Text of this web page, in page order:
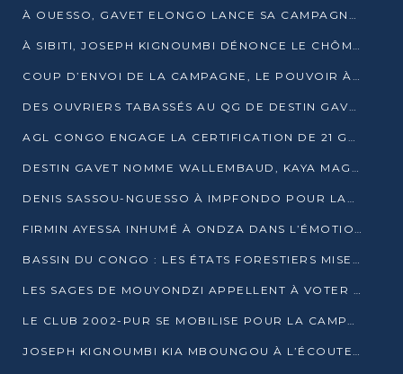
À OUESSO, GAVET ELONGO LANCE SA CAMPAGNE SOUS LE SIGNE DU RENOUVEAU
À SIBITI, JOSEPH KIGNOUMBI DÉNONCE LE CHÔMAGE ET LES DÉFAILLANCES DE L’ÉTAT
COUP D’ENVOI DE LA CAMPAGNE, LE POUVOIR À POINTE-NOIRE, L’OPPOSITION À OUESSO ET SIBITI
DES OUVRIERS TABASSÉS AU QG DE DESTIN GAVET À 24 HEURES DE L’OUVERTURE DE LA CAMPAGNE
AGL CONGO ENGAGE LA CERTIFICATION DE 21 GRUTIERS AUX NORMES INTERNATIONALES
DESTIN GAVET NOMME WALLEMBAUD, KAYA MAGANE, BOUDZIKA ET MBOUSSA-ELLAH AUX COMMANDES DE SA CAMPAGNE
DENIS SASSOU-NGUESSO À IMPFONDO POUR LANCER LE CORRIDOR 13
FIRMIN AYESSA INHUMÉ À ONDZA DANS L’ÉMOTION ET LE RECUEILLEMENT
BASSIN DU CONGO : LES ÉTATS FORESTIERS MISENT SUR LES MARCHÉS CARBONE
LES SAGES DE MOUYONDZI APPELLENT À VOTER DENIS SASSOU-NGUESSO
LE CLUB 2002-PUR SE MOBILISE POUR LA CAMPAGNE
JOSEPH KIGNOUMBI KIA MBOUNGOU À L’ÉCOUTE DE TALANGAÏ